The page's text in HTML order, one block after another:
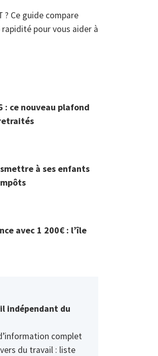
? Ce guide compare
pour vous aider à
: ce nouveau plafond
à ses enfants
avec 1 200€ : l’île
indépendant du
complet
du travail : liste